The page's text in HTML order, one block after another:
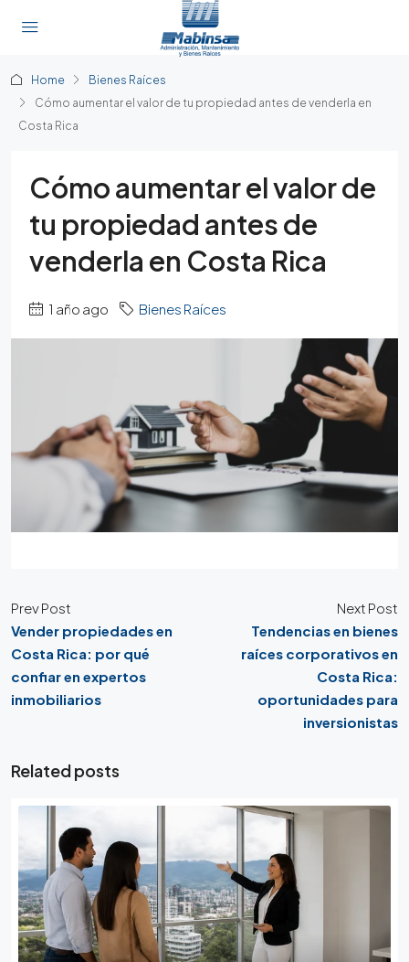
Home
Bienes Raíces
Cómo aumentar el valor de tu propiedad antes de venderla en
Costa Rica
Cómo aumentar el valor de
tu propiedad antes de
venderla en Costa Rica
1 año ago Bienes Raíces
Prev Post
Vender propiedades en
Costa Rica: por qué
confiar en expertos
inmobiliarios
Next Post
Tendencias en bienes
raíces corporativos en
Costa Rica:
oportunidades para
inversionistas
Related posts